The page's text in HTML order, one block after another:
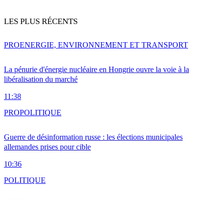
LES PLUS RÉCENTS
La pénurie d'énergie nucléaire en Hongrie ouvre la voie à la
libéralisation du marché
11:38
PROENERGIE, ENVIRONNEMENT ET TRANSPORT
Guerre de désinformation russe : les élections municipales
allemandes prises pour cible
10:36
PROPOLITIQUE
POLITIQUE